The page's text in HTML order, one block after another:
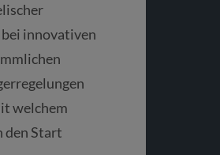
innovativen
welchem
den Start